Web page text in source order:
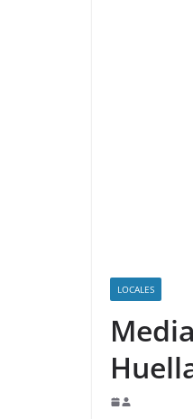
LOCALES